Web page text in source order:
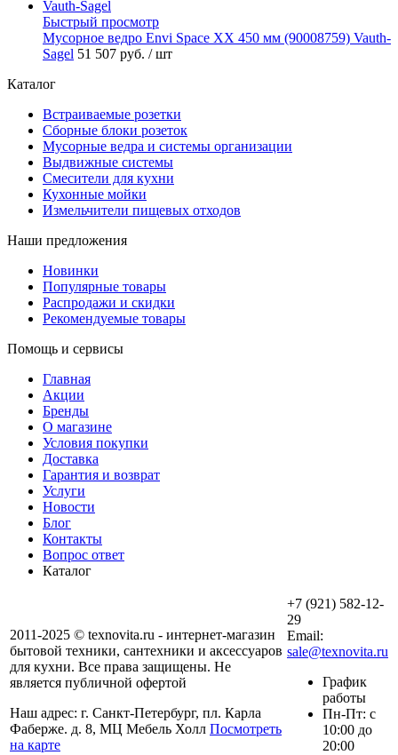
Быстрый просмотр
Мусорное ведро Envi Space XX 450 мм (90008759) Vauth-
Sagel 51 507 руб. / шт
Каталог
Встраиваемые розетки
Сборные блоки розеток
Мусорные ведра и системы организации
Выдвижные системы
Смесители для кухни
Кухонные мойки
Измельчители пищевых отходов
Наши предложения
Новинки
Популярные товары
Распродажи и скидки
Рекомендуемые товары
Помощь и сервисы
Главная
Акции
Бренды
О магазине
Условия покупки
Доставка
Гарантия и возврат
Услуги
Новости
Блог
Контакты
Вопрос ответ
Каталог
2011-2025 © texnovita.ru - интернет-магазин
бытовой техники, сантехники и аксессуаров
для кухни. Все права защищены. Не
является публичной офертой
Наш адрес: г. Санкт-Петербург, пл. Карла
Фаберже. д. 8, МЦ Мебель Холл Посмотреть
на карте
+7 (921) 582-12-
29
Email:
sale@texnovita.ru
График
работы
Пн-Пт: с
10:00 до
20:00